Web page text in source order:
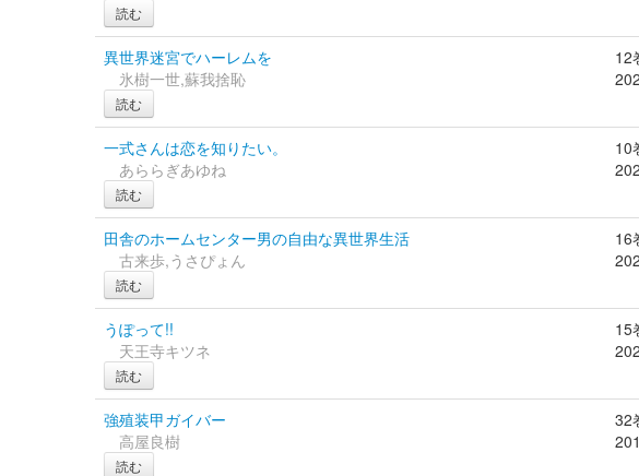
読む
異世界迷宮でハーレムを
氷樹一世,蘇我捨恥
読む
12
一式さんは恋を知りたい。
あららぎあゆね
読む
10
田舎のホームセンター男の自由な異世界生活
古来歩,うさぴょん
読む
16
うぽって!!
天王寺キツネ
読む
15
強殖装甲ガイバー
高屋良樹
読む
32